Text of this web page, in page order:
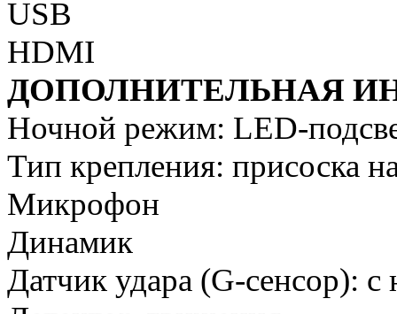
USB
HDMI
ДОПОЛНИТЕЛЬНАЯ
Ночной режим: LED-
Тип крепления: присоска
Микрофон
Динамик
Датчик удара (G-сенсор): с